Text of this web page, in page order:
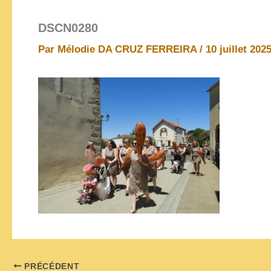
DSCN0280
Par Mélodie DA CRUZ FERREIRA / 10 juillet 2025
PRÉCÉDENT